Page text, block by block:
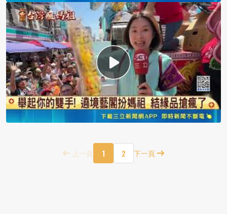
上一頁 1 2 下一頁